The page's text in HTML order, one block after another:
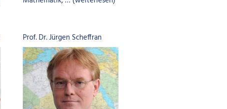
Prof. Dr. Jürgen Scheffran